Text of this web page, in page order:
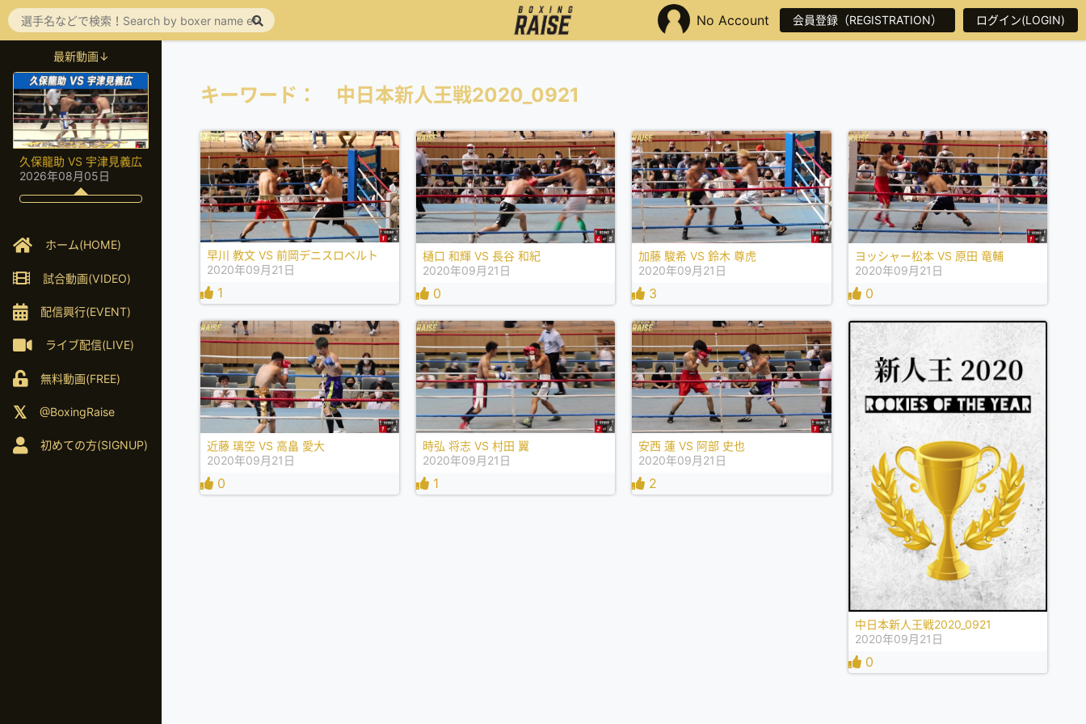
No Account 会員登録（REGISTRATION） ログイン(LOGIN)
最新動画↓
久保龍助 VS 宇津見義広
2026年08月05日
ホーム(HOME)
試合動画(VIDEO)
配信興行(EVENT)
ライブ配信(LIVE)
無料動画(FREE)
@BoxingRaise
初めての方(SIGNUP)
キーワード： 中日本新人王戦2020_0921
早川 教文 VS 前岡デニスロベルト
2020年09月21日
1
樋口 和輝 VS 長谷 和紀
2020年09月21日
0
加藤 駿希 VS 鈴木 尊虎
2020年09月21日
3
ヨッシャー松本 VS 原田 竜輔
2020年09月21日
0
近藤 璃空 VS 高畠 愛大
2020年09月21日
0
時弘 将志 VS 村田 翼
2020年09月21日
1
安西 蓮 VS 阿部 史也
2020年09月21日
2
中日本新人王戦2020_0921
2020年09月21日
0